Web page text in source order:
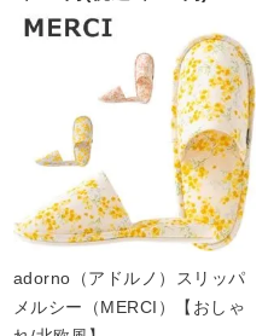
adorno（アドルノ）スリッパ
メルシー（MERCI）【おしゃ